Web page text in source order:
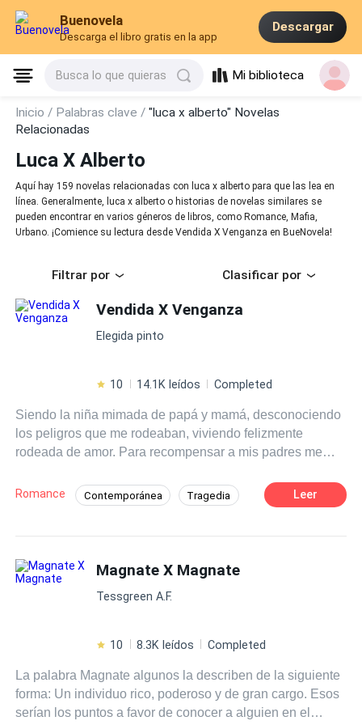
Buenovela
Descarga el libro gratis en la app
Descargar
Busca lo que quieras Mi biblioteca
Inicio / Palabras clave /"luca x alberto" Novelas
Relacionadas
Luca X Alberto
Aquí hay 159 novelas relacionadas con luca x alberto para que las lea en
línea. Generalmente, luca x alberto o historias de novelas similares se
pueden encontrar en varios géneros de libros, como Romance, Mafia,
Urbano. ¡Comience su lectura desde Vendida X Venganza en BueNovela!
Filtrar por Clasificar por
Vendida X Venganza
Elegida pinto
10 14.1K leídos Completed
Siendo la niña mimada de papá y mamá, desconociendo
los peligros que me rodeaban, viviendo felizmente
rodeada de amor. Para recompensar a mis padres me
cumpleaños mi vida daría un giro inesperado. Entre las
sombras un enemigo de mis padres me acechaba como
fui raptada y llevada a un país desconocido para mí, viví
los horrores que mi vista nunca se imaginó ver. Mire
cómo las jóvenes eran tratadas como un pedazo de carne
hombres. Ver cómo deseaban desnudarnos y llevarnos a
jamás se le ha cruzado por la cabeza. ¿Quieres saber
cómo me aferre a la vida? ¿Quién Dios puso en mi
camino para salir de ese sitio? Y ¿De como me arme de
Romance Contemporánea Tragedia
Venganza Ventaja Especial
Amor a Primera Vista
Leer
Magnate X Magnate
Tessgreen A.F.
10 8.3K leídos Completed
La palabra Magnate algunos la describen de la siguiente
forma: Un individuo rico, poderoso y de gran cargo. Esos
serían los puntos a favor de conocer a alguien en el